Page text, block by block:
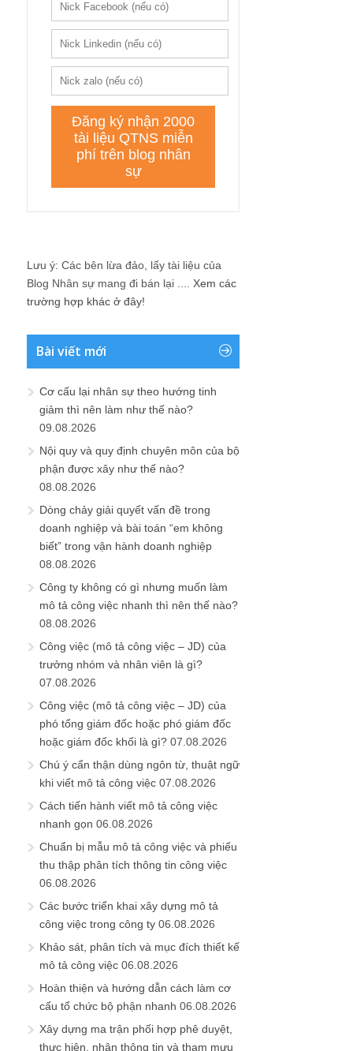
Lưu ý: Các bên lừa đảo, lấy tài liệu của
Blog Nhân sự mang đi bán lại .... Xem các
trường hợp khác ở đây!
Bài viết mới
Cơ cấu lại nhân sự theo hướng tinh
giảm thì nên làm như thế nào?
09.08.2026
Nội quy và quy định chuyên môn của bộ
phận được xây như thế nào?
08.08.2026
Dòng chảy giải quyết vấn đề trong
doanh nghiệp và bài toán “em không
biết” trong vận hành doanh nghiệp
08.08.2026
Công ty không có gì nhưng muốn làm
mô tả công việc nhanh thì nên thế nào?
08.08.2026
Công việc (mô tả công việc – JD) của
trưởng nhóm và nhân viên là gì?
07.08.2026
Công việc (mô tả công việc – JD) của
phó tổng giám đốc hoặc phó giám đốc
hoặc giám đốc khối là gì? 07.08.2026
Chú ý cẩn thận dùng ngôn từ, thuật ngữ
khi viết mô tả công việc 07.08.2026
Cách tiến hành viết mô tả công việc
nhanh gọn 06.08.2026
Chuẩn bị mẫu mô tả công việc và phiếu
thu thập phân tích thông tin công việc
06.08.2026
Các bước triển khai xây dựng mô tả
công việc trong công ty 06.08.2026
Khảo sát, phân tích và mục đích thiết kế
mô tả công việc 06.08.2026
Hoàn thiện và hướng dẫn cách làm cơ
cấu tổ chức bộ phận nhanh 06.08.2026
Xây dựng ma trận phối hợp phê duyệt,
thực hiện, nhận thông tin và tham mưu